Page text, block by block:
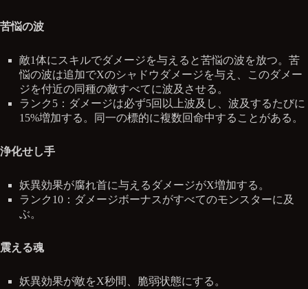
苦悩の波
敵1体にスキルでダメージを与えると苦悩の波を放つ。苦
悩の波は追加でXのシャドウダメージを与え、このダメー
ジを付近の同種の敵すべてに波及させる。
ランク5：ダメージは必ず5回以上波及し、波及するたびに
15%増加する。同一の標的に複数回命中することがある。
浄化せし手
妖異効果が腐れ首に与えるダメージがX増加する。
ランク10：ダメージボーナスがすべてのモンスターに及
ぶ。
震える魂
妖異効果が敵をX秒間、脆弱状態にする。